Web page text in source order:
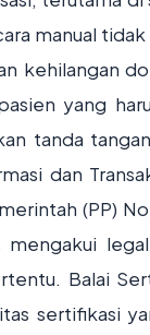
manual
kehilangan
yang
tanda
dan
(PP)
mengakui
Balai
sertifikasi